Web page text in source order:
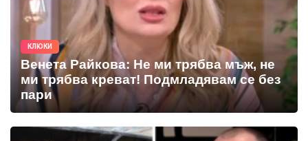
КЛЮКИ
Венета Райкова: Не ми трябва мъж, не
ми трябва креват! Подмладявам се без
пари